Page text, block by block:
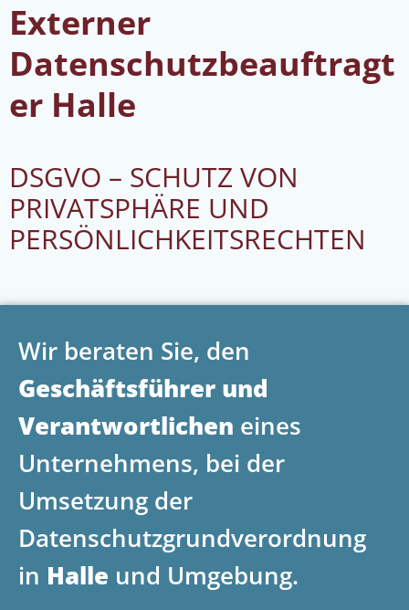
Externer
Datenschutzbeauftragt
er Halle
DSGVO – SCHUTZ VON
PRIVATSPHÄRE UND
PERSÖNLICHKEITSRECHTEN
Wir beraten Sie, den
Geschäftsführer und
Verantwortlichen eines
Unternehmens, bei der
Umsetzung der
Datenschutzgrundverordnung
in Halle und Umgebung.